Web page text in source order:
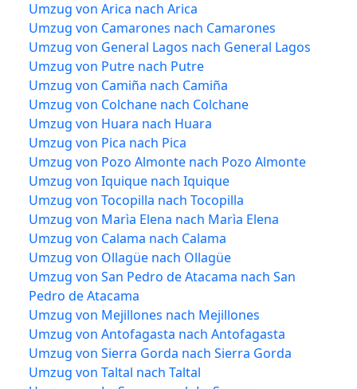
Umzug von Arica nach Arica
Umzug von Camarones nach Camarones
Umzug von General Lagos nach General Lagos
Umzug von Putre nach Putre
Umzug von Camiña nach Camiña
Umzug von Colchane nach Colchane
Umzug von Huara nach Huara
Umzug von Pica nach Pica
Umzug von Pozo Almonte nach Pozo Almonte
Umzug von Iquique nach Iquique
Umzug von Tocopilla nach Tocopilla
Umzug von Marìa Elena nach Marìa Elena
Umzug von Calama nach Calama
Umzug von Ollagüe nach Ollagüe
Umzug von San Pedro de Atacama nach San
Pedro de Atacama
Umzug von Mejillones nach Mejillones
Umzug von Antofagasta nach Antofagasta
Umzug von Sierra Gorda nach Sierra Gorda
Umzug von Taltal nach Taltal